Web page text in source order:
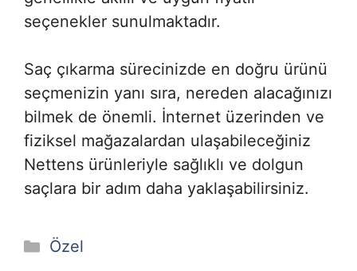
seçenekler sunulmaktadır.
Saç çıkarma sürecinizde en doğru ürünü
seçmenizin yanı sıra, nereden alacağınızı
bilmek de önemli. İnternet üzerinden ve
fiziksel mağazalardan ulaşabileceğiniz
Nettens ürünleriyle sağlıklı ve dolgun
saçlara bir adım daha yaklaşabilirsiniz.
Kategoriler
Özel